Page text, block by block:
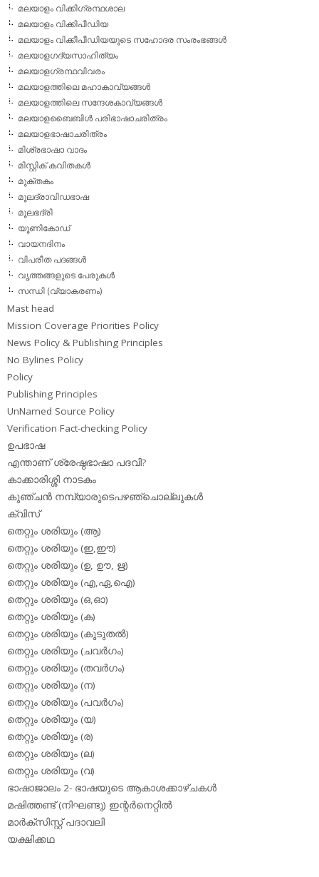
മലയാളം വിക്കിഗ്രന്ഥശാല
മലയാളം വിക്കിപീഡിയ
മലയാളം വിക്കീപീഡിയയുടെ സഹോദര സംരംഭങ്ങള്‍
മലയാളഗദ്യസാഹിത്യം
മലയാളഗ്രന്ഥവിവരം
മലയാളത്തിലെ മഹാകാവ്യങ്ങള്‍
മലയാളത്തിലെ സന്ദേശകാവ്യങ്ങള്‍
മലയാളബൈബിള്‍ പരിഭാഷാചരിത്രം
മലയാളഭാഷാചരിത്രം
മിശ്രഭാഷാ വാദം
മിസ്റ്റിക് കവിതകള്‍
മുക്തകം
മൂലദ്രാവിഡഭാഷ
മൂലഭദ്രി
യൂണികോഡ്
വായനദിനം
വിപരീത പദങ്ങള്‍
വൃത്തങ്ങളുടെ പേരുകള്‍
സന്ധി (വ്യാകരണം)
Mast head
Mission Coverage Priorities Policy
News Policy & Publishing Principles
No Bylines Policy
Policy
Publishing Principles
UnNamed Source Policy
Verification Fact-checking Policy
ഉപഭാഷ
എന്താണ് ശ്രേഷ്ഠഭാഷാ പദവി?
കാക്കാരിശ്ശി നാടകം
കുഞ്ചന്‍ നമ്പ്യാരുടെപഴഞ്ചൊല്ലുകള്‍
ക്വിസ്
തെറ്റും ശരിയും (ആ)
തെറ്റും ശരിയും (ഇ,ഈ)
തെറ്റും ശരിയും (ഉ, ഊ, ഋ)
തെറ്റും ശരിയും (എ,ഏ,ഐ)
തെറ്റും ശരിയും (ഒ,ഓ)
തെറ്റും ശരിയും (ക)
തെറ്റും ശരിയും (കൂടുതല്‍)
തെറ്റും ശരിയും (ചവര്‍ഗം)
തെറ്റും ശരിയും (തവര്‍ഗം)
തെറ്റും ശരിയും (ന)
തെറ്റും ശരിയും (പവര്‍ഗം)
തെറ്റും ശരിയും (യ)
തെറ്റും ശരിയും (ര)
തെറ്റും ശരിയും (ല)
തെറ്റും ശരിയും (വ)
ഭാഷാജാലം 2- ഭാഷയുടെ ആകാശക്കാഴ്ചകള്‍
മഷിത്തണ്ട് (നിഘണ്ടു) ഇന്റര്‍നെറ്റില്‍
മാര്‍ക്‌സിസ്റ്റ് പദാവലി
യക്ഷിക്കഥ